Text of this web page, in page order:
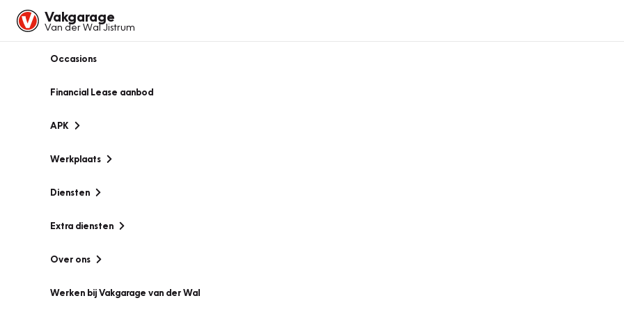
Vakgarage
Van der Wal Jistrum
Occasions
Financial Lease aanbod
APK
Werkplaats
Diensten
Extra diensten
Over ons
Werken bij Vakgarage van der Wal